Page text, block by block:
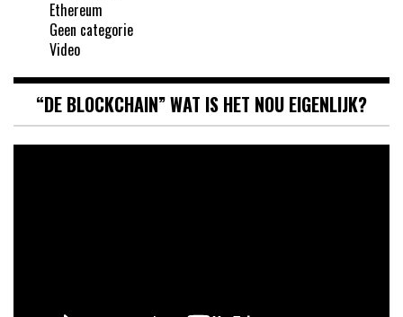
Ethereum
Geen categorie
Video
“DE BLOCKCHAIN” WAT IS HET NOU EIGENLIJK?